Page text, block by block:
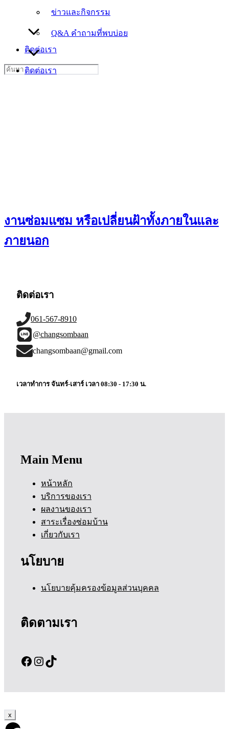
ข่าวและกิจกรรม
Q&A คำถามที่พบบ่อย
ติดต่อเรา
Q&A คำถามที่พบบ่อย
ติดต่อเรา
Search
for:
งานซ่อมแซม หรือเปลี่ยนฝ้าทั้งภายในและ
ภายนอก
ติดต่อเรา
061-567-8910
@changsombaan
changsombaan@gmail.com
เวลาทำการ จันทร์-เสาร์ เวลา 08:30 - 17:30 น.
Main Menu
หน้าหลัก
บริการของเรา
ผลงานของเรา
สาระเรื่องซ่อมบ้าน
เกี่ยวกับเรา
นโยบาย
นโยบายคุ้มครองข้อมูลส่วนบุคคล
ติดตามเรา
Facebook
Instagram
TikTok
x